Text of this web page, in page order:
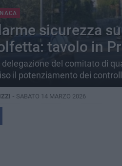
sicurezza
tavolo in
delegazione del comitato di
il potenziamento dei
- SABATO 14 MARZO 2026